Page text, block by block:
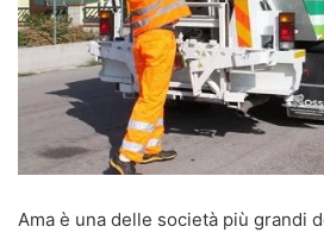
Ama è una delle società più grandi